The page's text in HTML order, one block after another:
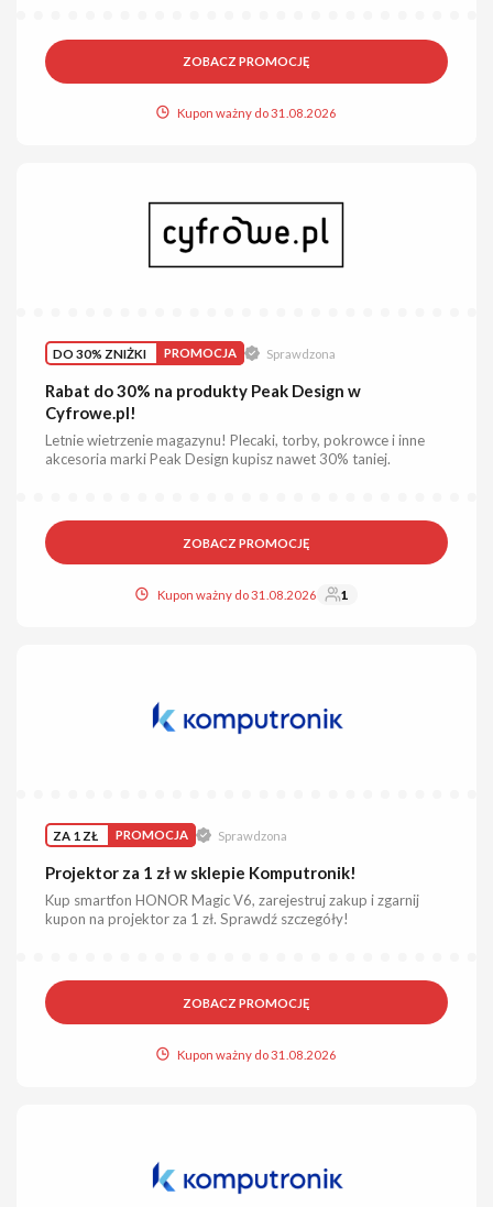
ZOBACZ PROMOCJĘ
Kupon ważny do 31.08.2026
DO 30% ZNIŻKI PROMOCJA Sprawdzona
Rabat do 30% na produkty Peak Design w
Cyfrowe.pl!
Letnie wietrzenie magazynu! Plecaki, torby, pokrowce i inne
akcesoria marki Peak Design kupisz nawet 30% taniej.
ZOBACZ PROMOCJĘ
Kupon ważny do 31.08.2026 1
ZA 1 ZŁ PROMOCJA Sprawdzona
Projektor za 1 zł w sklepie Komputronik!
Kup smartfon HONOR Magic V6, zarejestruj zakup i zgarnij
kupon na projektor za 1 zł. Sprawdź szczegóły!
ZOBACZ PROMOCJĘ
Kupon ważny do 31.08.2026